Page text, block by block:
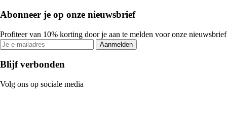
Abonneer je op onze nieuwsbrief
Profiteer van 10% korting door je aan te melden voor onze nieuwsbrief
Aanmelden
Blijf verbonden
Volg ons op sociale media